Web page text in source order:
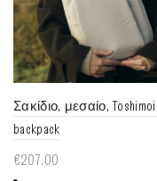
επιλεγούν
στη
σελίδα
του
προϊόντος
Σακίδιο, μεσαίο, Toshimoi
backpack
€207.00